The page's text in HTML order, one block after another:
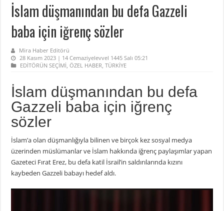
İslam düşmanından bu defa Gazzeli
baba için iğrenç sözler
Mira Haber Editörü
28 Kasım 2023 | 14 Cemaziyelevvel 1445 Salı 05:21
EDİTÖRÜN SEÇİMİ,ÖZEL HABER,TÜRKİYE
İslam düşmanından bu defa
Gazzeli baba için iğrenç
sözler
İslam’a olan düşmanlığıyla bilinen ve birçok kez sosyal medya
üzerinden müslümanlar ve İslam hakkında iğrenç paylaşımlar yapan
Gazeteci Fırat Erez, bu defa katil İsrail’in saldırılarında kızını
kaybeden Gazzeli babayı hedef aldı.